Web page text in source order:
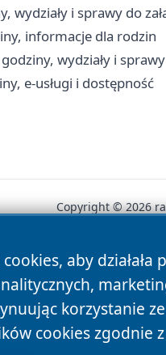
wydziały i sprawy do
informacje dla rodzin
wydziały i
e-usługi i dostępność
aby
korzystanie
cookies zgodnie
Copyright © 2026
News Autorzy